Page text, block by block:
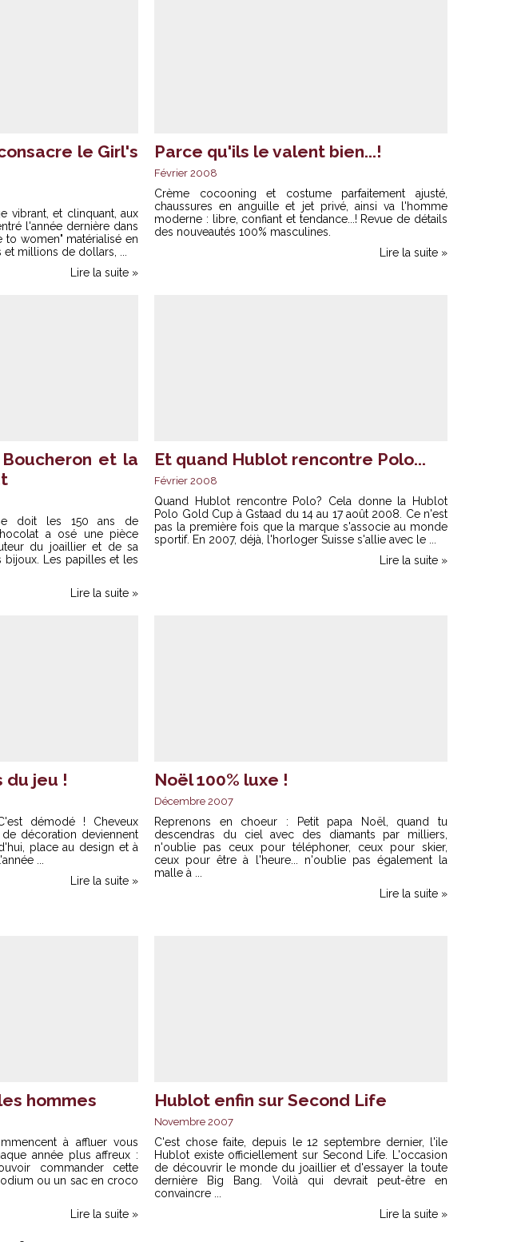
le Girl's
vibrant, et clinquant, aux
l'année dernière dans
to women" matérialisé en
millions de dollars, ...
Lire la suite »
Parce qu'ils le valent bien...!
Février 2008
Crème cocooning et costume parfaitement ajusté,
chaussures en anguille et jet privé, ainsi va l'homme
moderne : libre, confiant et tendance...! Revue de détails
des nouveautés 100% masculines.
Lire la suite »
et la
doit les 150 ans de
a osé une pièce
du joaillier et de sa
Les papilles et les
Lire la suite »
Et quand Hublot rencontre Polo...
Février 2008
Quand Hublot rencontre Polo? Cela donne la Hublot
Polo Gold Cup à Gstaad du 14 au 17 août 2008. Ce n'est
pas la première fois que la marque s'associe au monde
sportif. En 2007, déjà, l'horloger Suisse s'allie avec le ...
Lire la suite »
du jeu !
démodé ! Cheveux
décoration deviennent
place au design et à
...
Lire la suite »
Noël 100% luxe !
Décembre 2007
Reprenons en choeur : Petit papa Noël, quand tu
descendras du ciel avec des diamants par milliers,
n'oublie pas ceux pour téléphoner, ceux pour skier,
ceux pour être à l'heure... n'oublie pas également la
malle à ...
Lire la suite »
hommes
à affluer vous
année plus affreux :
commander cette
ou un sac en croco
Lire la suite »
Hublot enfin sur Second Life
Novembre 2007
C'est chose faite, depuis le 12 septembre dernier, l'ile
Hublot existe officiellement sur Second Life. L'occasion
de découvrir le monde du joaillier et d'essayer la toute
dernière Big Bang. Voilà qui devrait peut-être en
convaincre ...
Lire la suite »